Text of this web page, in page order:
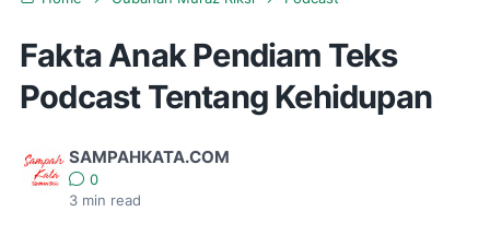
Fakta Anak Pendiam Teks
Podcast Tentang Kehidupan
SAMPAHKATA.COM
0
3 min read